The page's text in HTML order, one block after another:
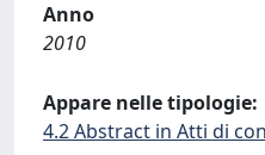
Anno
2010
Appare nelle tipologie:
4.2 Abstract in Atti di